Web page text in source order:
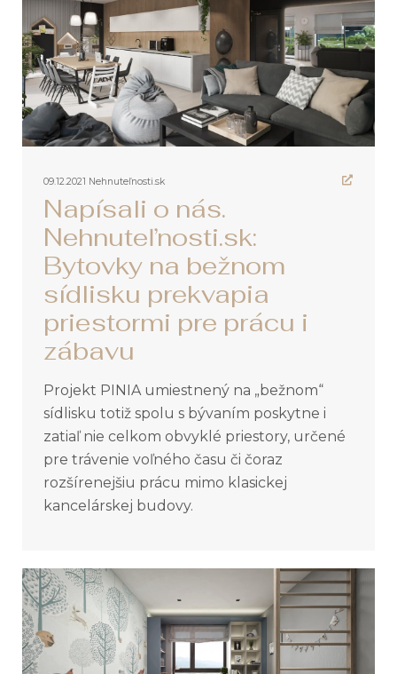
09.12.2021 Nehnuteľnosti.sk
Napísali o nás.
Nehnuteľnosti.sk:
Bytovky na bežnom
sídlisku prekvapia
priestormi pre prácu i
zábavu
Projekt PINIA umiestnený na „bežnom“
sídlisku totiž spolu s bývaním poskytne i
zatiaľ nie celkom obvyklé priestory, určené
pre trávenie voľného času či čoraz
rozšírenejšiu prácu mimo klasickej
kancelárskej budovy.